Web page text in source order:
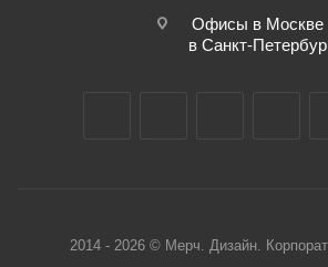
Офисы в Москве
в Санкт-
2014 - 2026 © Мерч. Дизайн.